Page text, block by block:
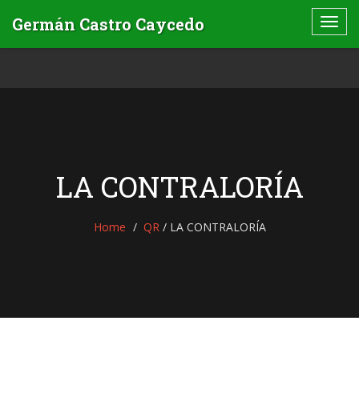
LA CONTRALORÍA
Home QR /LA CONTRALORÍA